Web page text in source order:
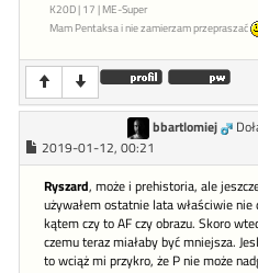
K20D | 17 | ME-Super
Mam Pentaksa i nie zamierzam przepraszać
bbartlomiej
2019-01-12, 00:21
Ryszard, może i prehistoria, ale
używałem ostatnie lata właściwie
kątem czy to AF czy obrazu. Skoro
czemu teraz miałaby być mniejsza.
to wciąż mi przykro, że P nie może